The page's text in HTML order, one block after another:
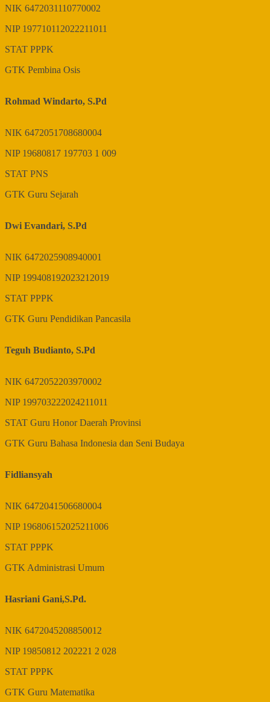
NIK 6472031110770002
NIP 197710112022211011
STAT PPPK
GTK Pembina Osis
Rohmad Windarto, S.Pd
NIK 6472051708680004
NIP 19680817 197703 1 009
STAT PNS
GTK Guru Sejarah
Dwi Evandari, S.Pd
NIK 6472025908940001
NIP 199408192023212019
STAT PPPK
GTK Guru Pendidikan Pancasila
Teguh Budianto, S.Pd
NIK 6472052203970002
NIP 199703222024211011
STAT Guru Honor Daerah Provinsi
GTK Guru Bahasa Indonesia dan Seni Budaya
Fidliansyah
NIK 6472041506680004
NIP 196806152025211006
STAT PPPK
GTK Administrasi Umum
Hasriani Gani,S.Pd.
NIK 6472045208850012
NIP 19850812 202221 2 028
STAT PPPK
GTK Guru Matematika